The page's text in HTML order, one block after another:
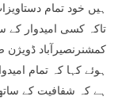
ہیں خود تمام
تاکہ کسی امیدوار کے
کمشنرنصیرآباد
ہوئے کہا کہ تمام
ہے کہ شفافیت کے